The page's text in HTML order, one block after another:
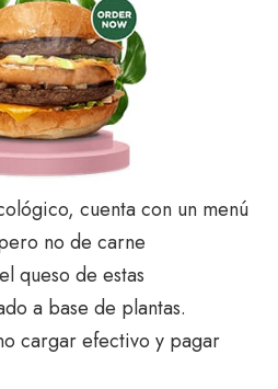
cuenta con un menú
no de carne
queso de estas
a base de plantas.
cargar efectivo y pagar